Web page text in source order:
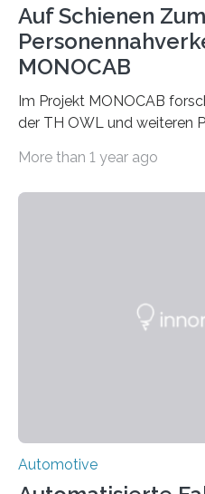
Auf Schienen
MONOCAB
Im Projekt MONOCAB
der TH OWL und weiteren
stillgelegten Gleisen den
Schienenfahrzeugen die
More than 1 year ago
Automotive